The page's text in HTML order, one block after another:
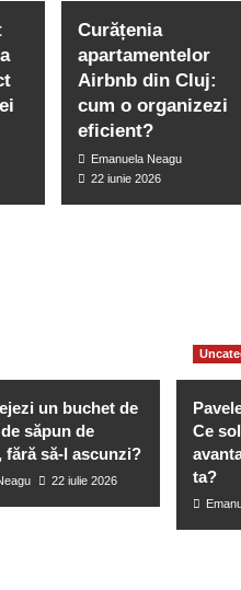
Curățenia
apartamentelor
Airbnb din Cluj:
cum o organizezi
eficient?
Emanuela Neagu
22 iunie 2026
have missed
un buchet de
săpun de
fără să-l ascunzi?
22 iulie 2026
Ce
ta?